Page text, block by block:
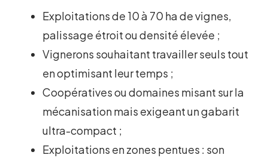
Exploitations de 10 à 70 ha de vignes,
palissage étroit ou densité élevée ;
Vignerons souhaitant travailler seuls tout
en optimisant leur temps ;
Coopératives ou domaines misant sur la
mécanisation mais exigeant un gabarit
ultra-compact ;
Exploitations en zones pentues : son